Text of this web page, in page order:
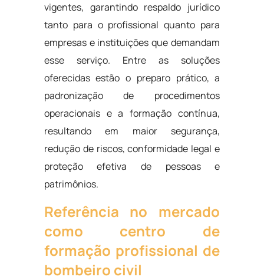
vigentes, garantindo respaldo jurídico
tanto para o profissional quanto para
empresas e instituições que demandam
esse serviço. Entre as soluções
oferecidas estão o preparo prático, a
padronização de procedimentos
operacionais e a formação contínua,
resultando em maior segurança,
redução de riscos, conformidade legal e
proteção efetiva de pessoas e
patrimônios.
Referência no mercado
como centro de
formação profissional de
bombeiro civil